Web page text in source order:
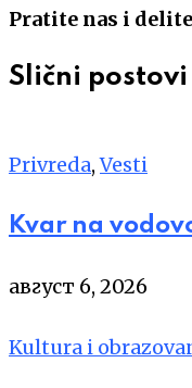
Pratite nas i
Slični postovi
Privreda,Vesti
Kvar na
август 6, 2026
Kultura i